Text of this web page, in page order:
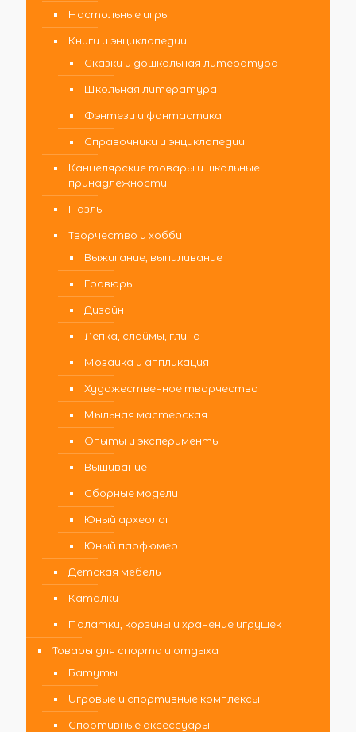
Настольные игры
Книги и энциклопедии
Сказки и дошкольная литература
Школьная литература
Фэнтези и фантастика
Справочники и энциклопедии
Канцелярские товары и школьные
принадлежности
Пазлы
Творчество и хобби
Выжигание, выпиливание
Гравюры
Дизайн
Лепка, слаймы, глина
Мозаика и аппликация
Художественное творчество
Мыльная мастерская
Опыты и эксперименты
Вышивание
Сборные модели
Юный археолог
Юный парфюмер
Детская мебель
Каталки
Палатки, корзины и хранение игрушек
Товары для спорта и отдыха
Батуты
Игровые и спортивные комплексы
Спортивные аксессуары